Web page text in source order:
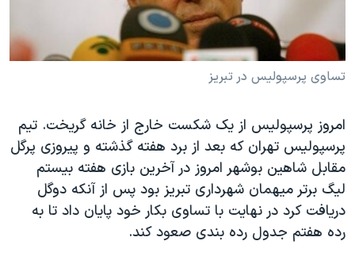
فرهنگ و زندگی
حقوق شهروندی
اقتصادی
اسرائیل در جنگ
گالری عکس
آرشیو پخش زنده
انتخابات ریاست جمهوری آمریکا ۲۰۲۴
حمله جمهوری اسلامی به اسرائیل
ورزش زنان در ایران
اعتراضات زن، زندگی، آزادی
مجموعه مستندهای دادخواهی
تریبونال مردمی آبان ۹۸
دادگاه حمید نوری
زبانهای مختلف
تساوی پرسپولیس در تبریز
امروز پرسپولیس از یک شکست خارج از خانه گریخت. تیم
پرسپولیس تهران که بعد از برد هفته گذشته و پیروزی پرگل
مقابل شاهین بوشهر امروز در آخرین بازی هفته بیستم
لیگ برتر میهمان شهرداری تبریز بود پس از آنکه دوگل
دریافت کرد در نهایت با تساوی بکار خود پایان داد تا به
رده هفتم جدول رده بندی صعود کند.